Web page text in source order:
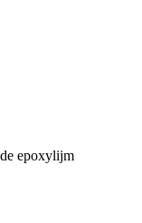
epoxylijm